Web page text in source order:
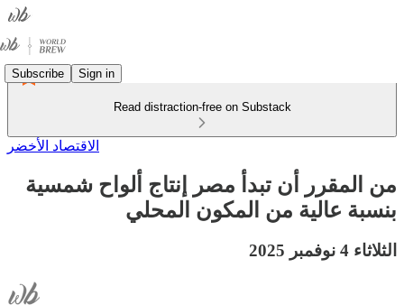
Subscribe Sign in
Read distraction-free on Substack
الاقتصاد الأخضر
من المقرر أن تبدأ مصر إنتاج ألواح شمسية
بنسبة عالية من المكون المحلي
الثلاثاء 4 نوفمبر 2025